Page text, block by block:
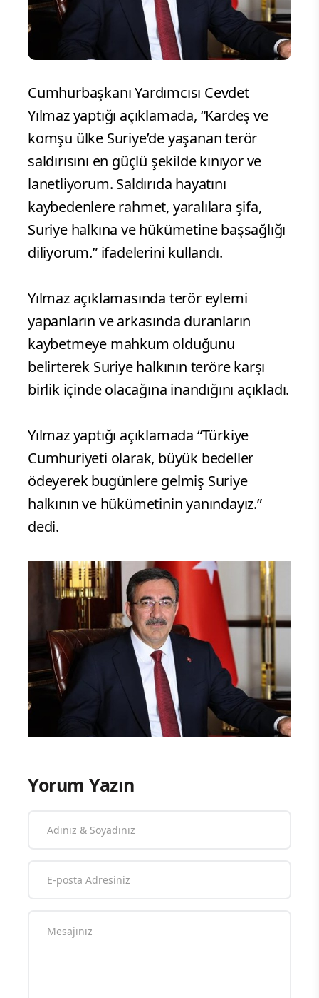
Cumhurbaşkanı Yardımcısı Cevdet
Yılmaz yaptığı açıklamada, “Kardeş ve
komşu ülke Suriye’de yaşanan terör
saldırısını en güçlü şekilde kınıyor ve
lanetliyorum. Saldırıda hayatını
kaybedenlere rahmet, yaralılara şifa,
Suriye halkına ve hükümetine başsağlığı
diliyorum.” ifadelerini kullandı.
Yılmaz açıklamasında terör eylemi
yapanların ve arkasında duranların
kaybetmeye mahkum olduğunu
belirterek Suriye halkının teröre karşı
birlik içinde olacağına inandığını açıkladı.
Yılmaz yaptığı açıklamada “Türkiye
Cumhuriyeti olarak, büyük bedeller
ödeyerek bugünlere gelmiş Suriye
halkının ve hükümetinin yanındayız.”
dedi.
Yorum Yazın